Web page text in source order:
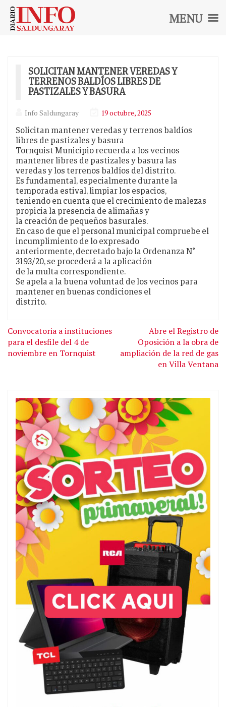
SALDUNGARAY
SOLICITAN MANTENER VEREDAS Y
TERRENOS BALDÍOS LIBRES DE
PASTIZALES Y BASURA
Info Saldungaray 19 octubre, 2025
Solicitan mantener veredas y terrenos baldíos
libres de pastizales y basura
Tornquist Municipio recuerda a los vecinos
mantener libres de pastizales y basura las
veredas y los terrenos baldíos del distrito.
Es fundamental, especialmente durante la
temporada estival, limpiar los espacios,
teniendo en cuenta que el crecimiento de malezas
propicia la presencia de alimañas y
la creación de pequeños basurales.
En caso de que el personal municipal compruebe el
incumplimiento de lo expresado
anteriormente, decretado bajo la Ordenanza N°
3193/20, se procederá a la aplicación
de la multa correspondiente.
Se apela a la buena voluntad de los vecinos para
mantener en buenas condiciones el
distrito.
Convocatoria a instituciones
para el desfile del 4 de
noviembre en Tornquist
Abre el Registro de
Oposición a la obra de
ampliación de la red de gas
en Villa Ventana
MENU